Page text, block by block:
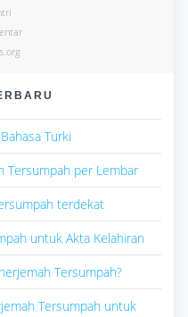
Turki
Tersumpah per Lembar
terdekat
untuk Akta Kelahiran
Tersumpah?
Tersumpah untuk